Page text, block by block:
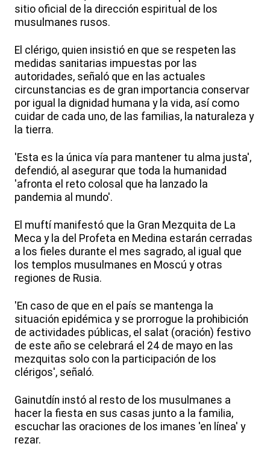
sitio oficial de la dirección espiritual de los
musulmanes rusos.
El clérigo, quien insistió en que se respeten las
medidas sanitarias impuestas por las
autoridades, señaló que en las actuales
circunstancias es de gran importancia conservar
por igual la dignidad humana y la vida, así como
cuidar de cada uno, de las familias, la naturaleza y
la tierra.
'Esta es la única vía para mantener tu alma justa',
defendió, al asegurar que toda la humanidad
'afronta el reto colosal que ha lanzado la
pandemia al mundo'.
El muftí manifestó que la Gran Mezquita de La
Meca y la del Profeta en Medina estarán cerradas
a los fieles durante el mes sagrado, al igual que
los templos musulmanes en Moscú y otras
regiones de Rusia.
'En caso de que en el país se mantenga la
situación epidémica y se prorrogue la prohibición
de actividades públicas, el salat (oración) festivo
de este año se celebrará el 24 de mayo en las
mezquitas solo con la participación de los
clérigos', señaló.
Gainutdín instó al resto de los musulmanes a
hacer la fiesta en sus casas junto a la familia,
escuchar las oraciones de los imanes 'en línea' y
rezar.